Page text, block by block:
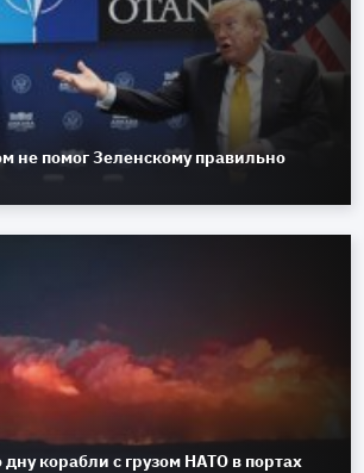
не помог Зеленскому правильно
корабли с грузом НАТО в портах